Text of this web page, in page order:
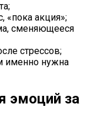
«пока акция»;
сменяющееся
стрессов;
именно нужна
эмоций за